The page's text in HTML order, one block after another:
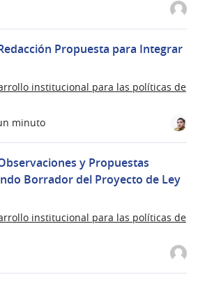
minuto
Propuesta para Integrar
institucional para las políticas de
y Propuestas
Borrador del Proyecto de Ley
institucional para las políticas de